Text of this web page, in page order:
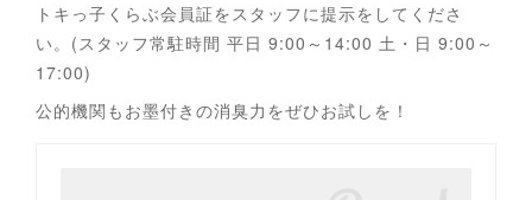
トキっ子くらぶ会員証をスタッフに提示をしてくださ
い。(スタッフ常駐時間 平日 9:00～14:00 土・日 9:00～
17:00)
公的機関もお墨付きの消臭力をぜひお試しを！